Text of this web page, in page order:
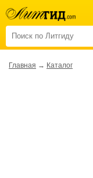
Главная → Каталог